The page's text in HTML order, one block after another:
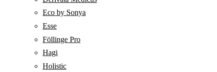
Eco by Sonya
Esse
Föllinge Pro
Hagi
Holistic